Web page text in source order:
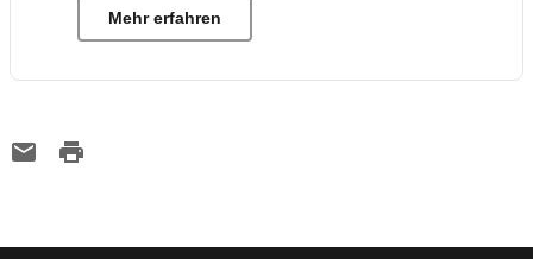
Mehr erfahren